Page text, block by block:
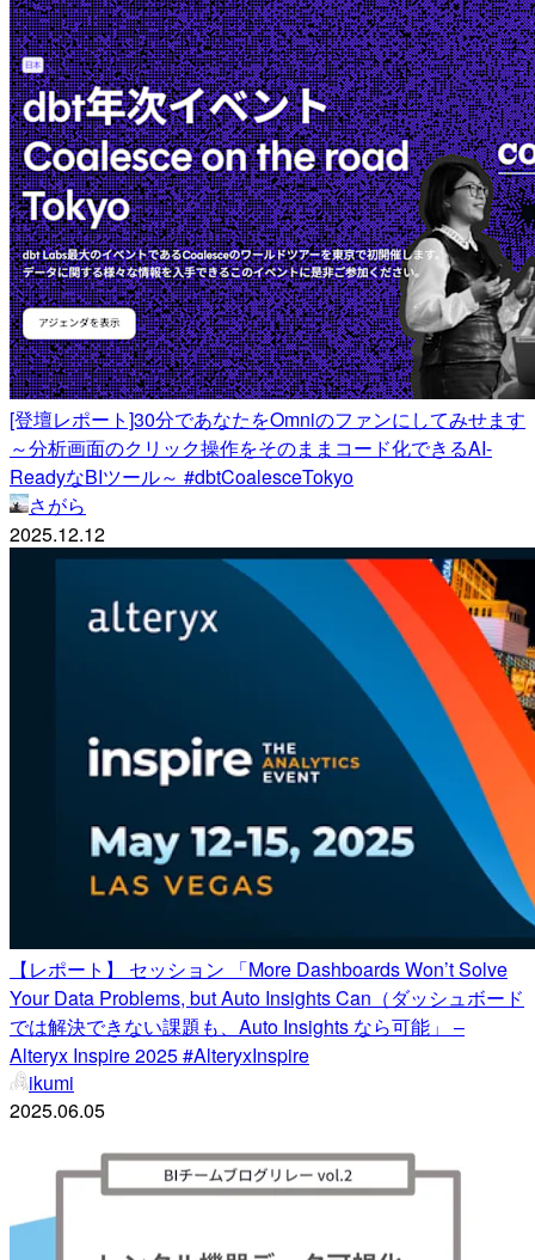
[登壇レポート]30分であなたをOmniのファンにしてみせます
～分析画面のクリック操作をそのままコード化できるAI-
ReadyなBIツール～ #dbtCoalesceTokyo
さがら
2025.12.12
【レポート】 セッション 「More Dashboards Won’t Solve
Your Data Problems, but Auto Insights Can（ダッシュボード
では解決できない課題も、Auto Insights なら可能」 –
Alteryx Inspire 2025 #AlteryxInspire
ikumi
2025.06.05